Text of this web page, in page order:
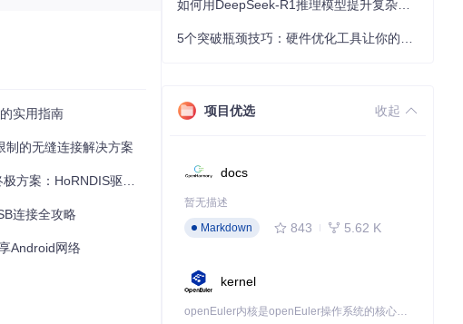
实用指南
制的无缝连接解决方案
：HoRNDIS驱动全攻略
连接全攻略
Android网络
项目优选 收起
docs
暂无描述
Markdown
843 5.62 K
kernel
openEuler内核是openEuler操作系统的核心，既是系统性能与稳定性的基石，也是连接处理器、设备与服务的桥梁。